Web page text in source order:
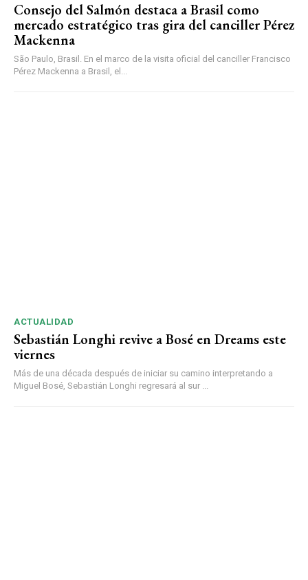
Consejo del Salmón destaca a Brasil como
mercado estratégico tras gira del canciller Pérez
Mackenna
São Paulo, Brasil. En el marco de la visita oficial del canciller Francisco
Pérez Mackenna a Brasil, el...
ACTUALIDAD
Sebastián Longhi revive a Bosé en Dreams este
viernes
Más de una década después de iniciar su camino interpretando a
Miguel Bosé, Sebastián Longhi regresará al sur ...